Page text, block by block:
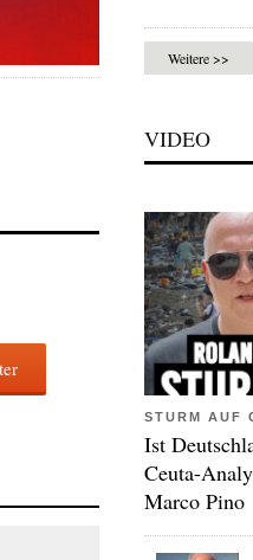
Weitere >>
VIDEO
STURM AUF
Ist
Ceuta-
Marco Pino